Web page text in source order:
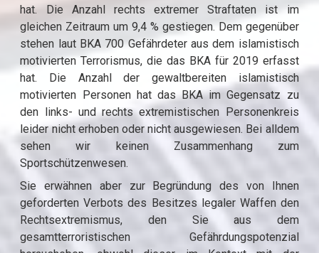
hat. Die Anzahl rechts extremer Straftaten ist im
gleichen Zeitraum um 9,4 % gestiegen. Dem gegenüber
stehen laut BKA 700 Gefährdeter aus dem islamistisch
motivierten Terrorismus, die das BKA für 2019 erfasst
hat. Die Anzahl der gewaltbereiten islamistisch
motivierten Personen hat das BKA im Gegensatz zu
den links- und rechts extremistischen Personenkreis
leider nicht erhoben oder nicht ausgewiesen. Bei alldem
sehen wir keinen Zusammenhang zum
Sportschützenwesen.
Sie erwähnen aber zur Begründung des von Ihnen
geforderten Verbots des Besitzes legaler Waffen den
Rechtsextremismus, den Sie aus dem
gesamtterroristischen Gefährdungspotenzial